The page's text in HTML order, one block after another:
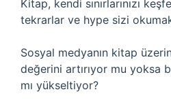
Kitap, kendi sınırlarınızı
tekrarlar ve hype sizi
Sosyal medyanın kitap
değerini artırıyor mu yoksa
mı yükseltiyor?